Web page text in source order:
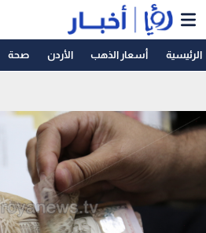
الرئيسية أسعار الذهب الأردن صحة